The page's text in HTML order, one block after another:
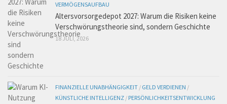
VERMÖGENSAUFBAU
Altersvorsorgedepot 2027: Warum die Risiken keine
Verschwörungstheorie sind, sondern Geschichte
18 JULI, 2026
FINANZIELLE UNABHÄNGIGKEIT / GELD VERDIENEN /
KÜNSTLICHE INTELLIGENZ / PERSÖNLICHKEITSENTWICKLUNG